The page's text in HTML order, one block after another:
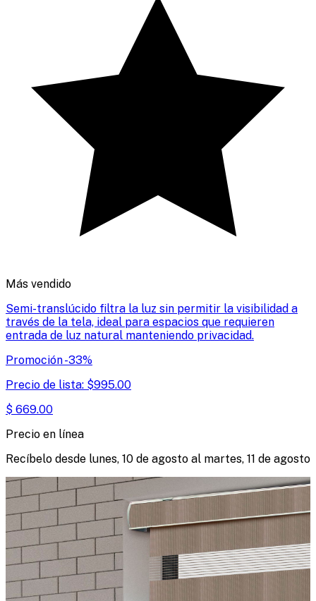
Más vendido
Semi-translúcido filtra la luz sin permitir la visibilidad a
través de la tela, ideal para espacios que requieren
entrada de luz natural manteniendo privacidad.
Promoción-33%
Precio de lista: $995.00
$ 669.00
Precio en línea
Recíbelo desde lunes, 10 de agosto al martes, 11 de agosto